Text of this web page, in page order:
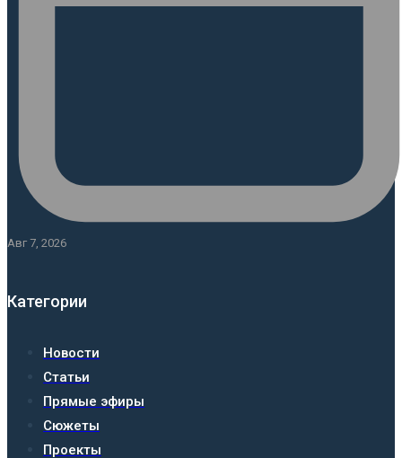
Авг 7, 2026
Категории
Новости
Статьи
Прямые эфиры
Сюжеты
Проекты